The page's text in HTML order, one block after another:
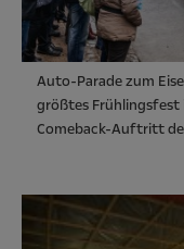
Auto-Parade zum
größtes Frühlingsfest
Comeback-Auftritt